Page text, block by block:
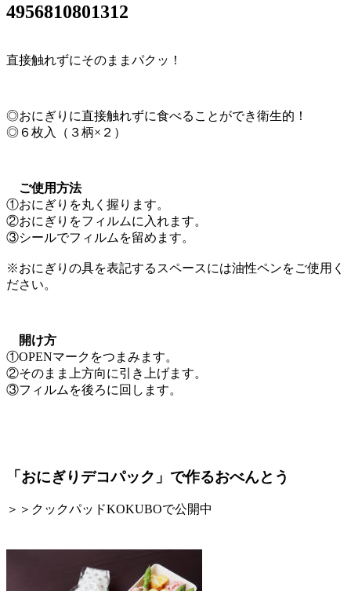
4956810801312
直接触れずにそのままパクッ！
◎おにぎりに直接触れずに食べることができ衛生的！
◎６枚入（３柄×２）
ご使用方法
①おにぎりを丸く握ります。
②おにぎりをフィルムに入れます。
③シールでフィルムを留めます。
※おにぎりの具を表記するスペースには油性ペンをご使用く
ださい。
開け方
①OPENマークをつまみます。
②そのまま上方向に引き上げます。
③フィルムを後ろに回します。
「おにぎりデコパック」で作るおべんとう
＞＞クックパッドKOKUBOで公開中